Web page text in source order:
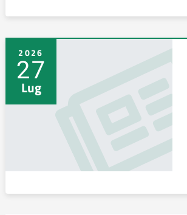
2026
27
Lug